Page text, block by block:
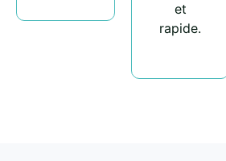
et
rapide.